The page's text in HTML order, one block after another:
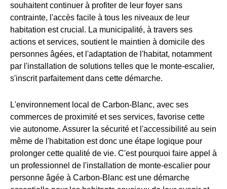
souhaitent continuer à profiter de leur foyer sans
contrainte, l'accès facile à tous les niveaux de leur
habitation est crucial. La municipalité, à travers ses
actions et services, soutient le maintien à domicile des
personnes âgées, et l'adaptation de l'habitat, notamment
par l'installation de solutions telles que le monte-escalier,
s'inscrit parfaitement dans cette démarche.
L'environnement local de Carbon-Blanc, avec ses
commerces de proximité et ses services, favorise cette
vie autonome. Assurer la sécurité et l'accessibilité au sein
même de l'habitation est donc une étape logique pour
prolonger cette qualité de vie. C'est pourquoi faire appel à
un professionnel de l'installation de monte-escalier pour
personne âgée à Carbon-Blanc est une démarche